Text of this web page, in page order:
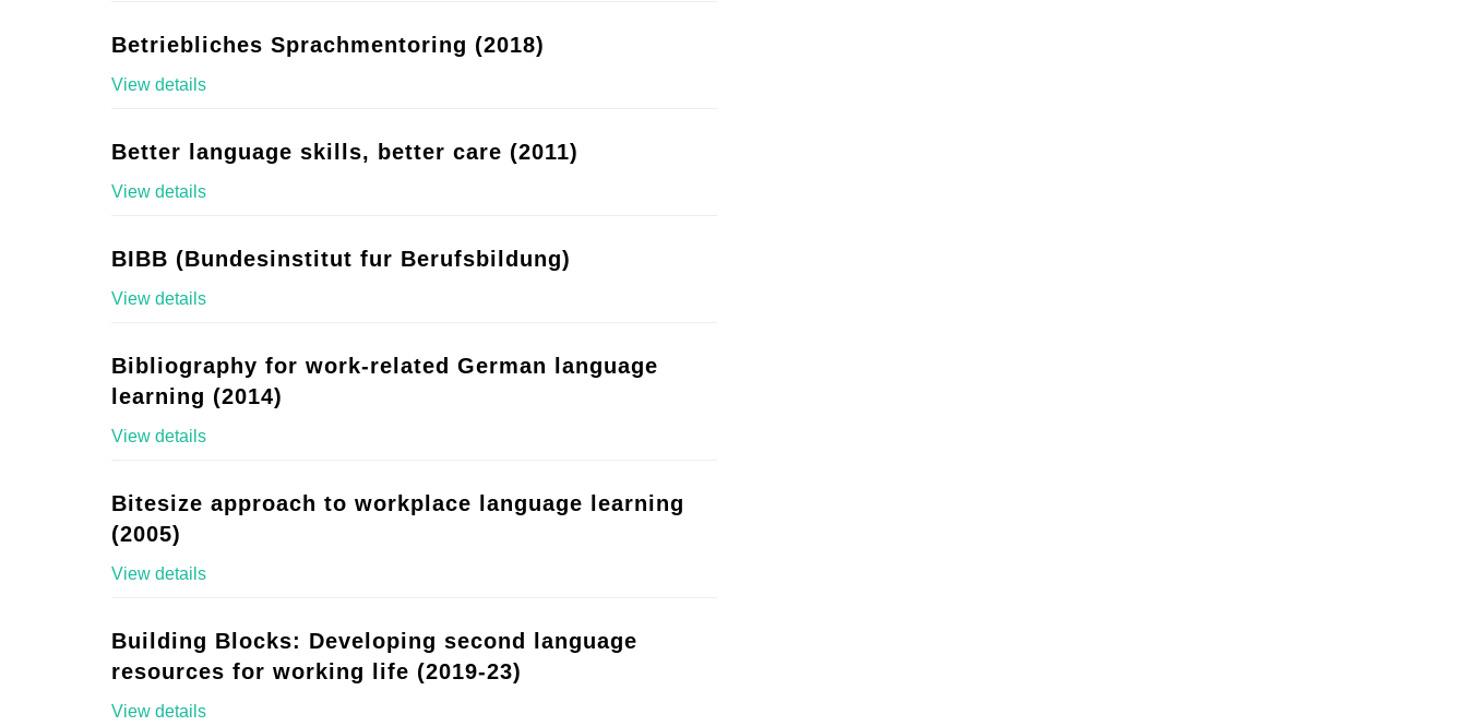
Betriebliches Sprachmentoring (2018)
View details
Better language skills, better care (2011)
View details
BIBB (Bundesinstitut fur Berufsbildung)
View details
Bibliography for work-related German language
learning (2014)
View details
Bitesize approach to workplace language learning
(2005)
View details
Building Blocks: Developing second language
resources for working life (2019-23)
View details